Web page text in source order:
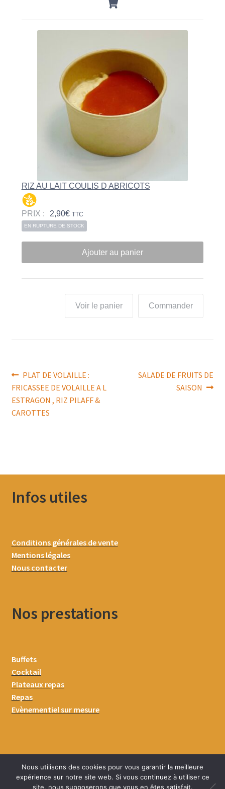
RIZ AU LAIT COULIS D ABRICOTS
PRIX : 2,90€ TTC
EN RUPTURE DE STOCK
Ajouter au panier
Commander
Voir le panier
Navigation
de
l’article
Article
précédent :
PLAT DE VOLAILLE :
FRICASSEE DE VOLAILLE A L
ESTRAGON , RIZ PILAFF &
CAROTTES
Article
SALADE DE FRUITS DE
SAISON
Infos utiles
Conditions générales de vente
Mentions légales
Nous contacter
Nos prestations
Buffets
Cocktail
Plateaux repas
Repas
Evènementiel sur mesure
Nous utilisons des cookies pour vous garantir la meilleure
expérience sur notre site web. Si vous continuez à utiliser ce
site, nous supposerons que vous en êtes satisfait.